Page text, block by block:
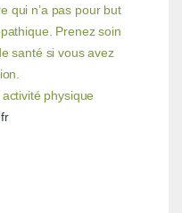
qui n’a pas pour but
Prenez soin
santé si vous avez
physique